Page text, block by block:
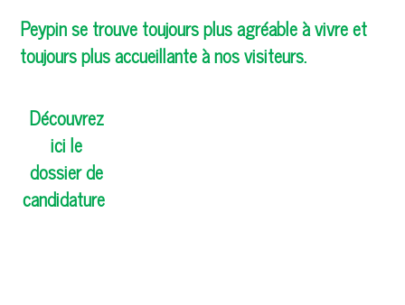
Peypin se trouve toujours plus agréable à vivre et
toujours plus accueillante à nos visiteurs.
Découvrez
ici le
dossier de
candidature